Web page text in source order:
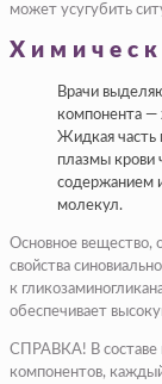
может усугубить
Врачи
компонента —
Жидкая часть
плазмы крови
содержанием
молекул.
Основное вещество,
свойства
к
обеспечивает
СПРАВКА! В составе
компонентов,